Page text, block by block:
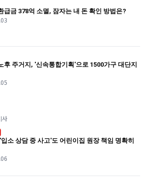
급금 378억 소멸, 잠자는 내 돈 확인 방법은?
후 주거지, '신속통합기획'으로 1500가구 대단지
사
소 상담 중 사고'도 어린이집 원장 책임 명확히